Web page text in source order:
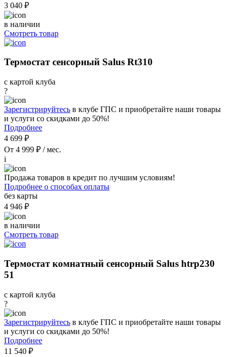
3 040 ₽
в наличии
Смотреть товар
Термостат сенсорный Salus Rt310
с картой клуба
?
Зарегистрируйтесь в клубе ГПС и приобретайте наши товары
и услуги со скидками до 50%!
Подробнее
4 699 ₽
От 4 999 ₽ / мес.
i
Продажа товаров в кредит по лучшим условиям!
Подробнее о способах оплаты
без карты
4 946 ₽
в наличии
Смотреть товар
Термостат комнатный сенсорный Salus htrp230
51
с картой клуба
?
Зарегистрируйтесь в клубе ГПС и приобретайте наши товары
и услуги со скидками до 50%!
Подробнее
11 540 ₽